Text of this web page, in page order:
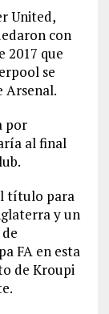
United,
con
2017 que
se
Arsenal.
por
al final
título para
y un
FA en esta
de Kroupi